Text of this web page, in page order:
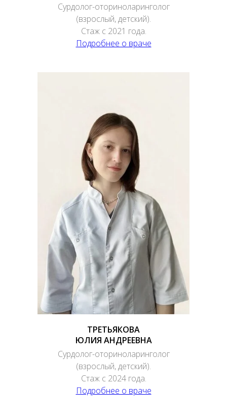
Сурдолог-оториноларинголог
(взрослый, детский).
Стаж с 2021 года.
Подробнее о враче
ТРЕТЬЯКОВА
ЮЛИЯ АНДРЕЕВНА
Сурдолог-оториноларинголог
(взрослый, детский).
Стаж с 2024 года.
Подробнее о враче